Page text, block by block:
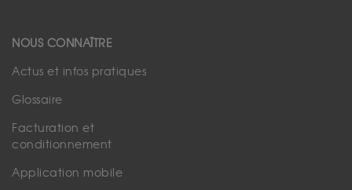
NOUS CONNAÎTRE
Actus et infos pratiques
Glossaire
Facturation et
conditionnement
Application mobile